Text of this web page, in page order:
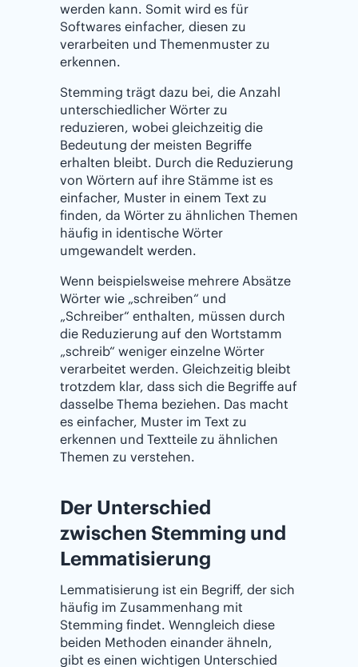
werden kann. Somit wird es für
Softwares einfacher, diesen zu
verarbeiten und Themenmuster zu
erkennen.
Stemming trägt dazu bei, die Anzahl
unterschiedlicher Wörter zu
reduzieren, wobei gleichzeitig die
Bedeutung der meisten Begriffe
erhalten bleibt. Durch die Reduzierung
von Wörtern auf ihre Stämme ist es
einfacher, Muster in einem Text zu
finden, da Wörter zu ähnlichen Themen
häufig in identische Wörter
umgewandelt werden.
Wenn beispielsweise mehrere Absätze
Wörter wie „schreiben“ und
„Schreiber“ enthalten, müssen durch
die Reduzierung auf den Wortstamm
„schreib“ weniger einzelne Wörter
verarbeitet werden. Gleichzeitig bleibt
trotzdem klar, dass sich die Begriffe auf
dasselbe Thema beziehen. Das macht
es einfacher, Muster im Text zu
erkennen und Textteile zu ähnlichen
Themen zu verstehen.
Der Unterschied
zwischen Stemming und
Lemmatisierung
Lemmatisierung ist ein Begriff, der sich
häufig im Zusammenhang mit
Stemming findet. Wenngleich diese
beiden Methoden einander ähneln,
gibt es einen wichtigen Unterschied